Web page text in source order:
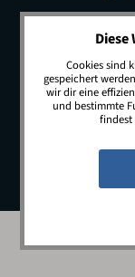
© 2026
Blog
Preise
Cookies sind
gespeichert
wir dir eine
und bestimmte
findest